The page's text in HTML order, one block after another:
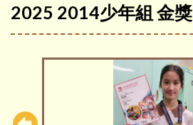
2025 2014少年組 金獎